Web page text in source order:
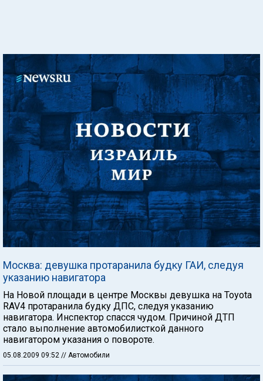
Москва: девушка протаранила будку ГАИ, следуя
указанию навигатора
На Новой площади в центре Москвы девушка на Toyota
RAV4 протаранила будку ДПС, следуя указанию
навигатора. Инспектор спасся чудом. Причиной ДТП
стало выполнение автомобилисткой данного
навигатором указания о повороте.
05.08.2009 09:52 // Автомобили